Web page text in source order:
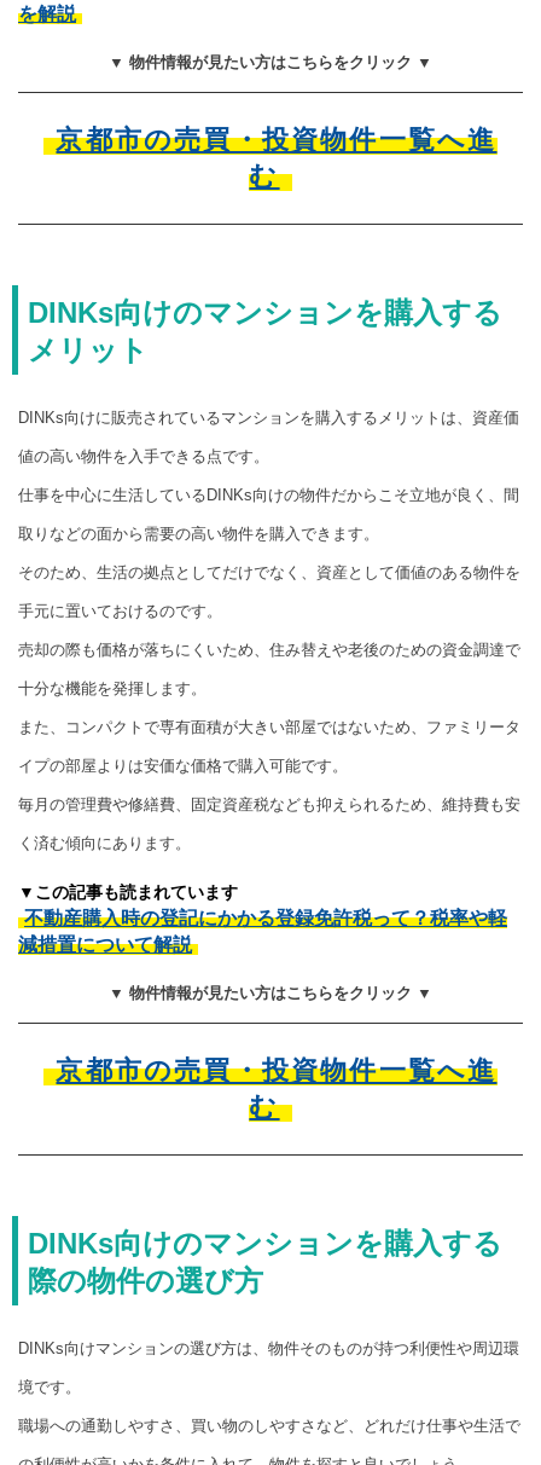
を解説
▼ 物件情報が見たい方はこちらをクリック ▼
京都市の売買・投資物件一覧へ進
む
DINKs向けのマンションを購入する
メリット
DINKs向けに販売されているマンションを購入するメリットは、資産価
値の高い物件を入手できる点です。
仕事を中心に生活しているDINKs向けの物件だからこそ立地が良く、間
取りなどの面から需要の高い物件を購入できます。
そのため、生活の拠点としてだけでなく、資産として価値のある物件を
手元に置いておけるのです。
売却の際も価格が落ちにくいため、住み替えや老後のための資金調達で
十分な機能を発揮します。
また、コンパクトで専有面積が大きい部屋ではないため、ファミリータ
イプの部屋よりは安価な価格で購入可能です。
毎月の管理費や修繕費、固定資産税なども抑えられるため、維持費も安
く済む傾向にあります。
▼この記事も読まれています
不動産購入時の登記にかかる登録免許税って？税率や軽
減措置について解説
▼ 物件情報が見たい方はこちらをクリック ▼
京都市の売買・投資物件一覧へ進
む
DINKs向けのマンションを購入する
際の物件の選び方
DINKs向けマンションの選び方は、物件そのものが持つ利便性や周辺環
境です。
職場への通勤しやすさ、買い物のしやすさなど、どれだけ仕事や生活で